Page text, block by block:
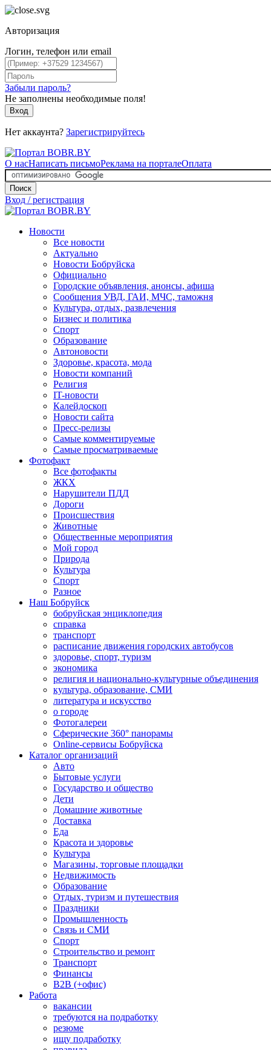
Авторизация
Логин, телефон или email
Забыли пароль?
Не заполнены необходимые поля!
Вход
Нет аккаунта? Зарегистрируйтесь
О насНаписать письмоРеклама на порталеОплата
Поиск
Вход / регистрация
Новости
Все новости
Актуально
Новости Бобруйска
Официально
Городские объявления, анонсы, афиша
Сообщения УВД, ГАИ, МЧС, таможня
Культура, отдых, развлечения
Бизнес и политика
Спорт
Образование
Автоновости
Здоровье, красота, мода
Новости компаний
Религия
IT-новости
Калейдоскоп
Новости сайта
Пресс-релизы
Самые комментируемые
Самые просматриваемые
Фотофакт
Все фотофакты
ЖКХ
Нарушители ПДД
Дороги
Происшествия
Животные
Общественные мероприятия
Мой город
Природа
Культура
Спорт
Разное
Наш Бобруйск
бобруйская энциклопедия
справка
транспорт
расписание движения городских автобусов
здоровье, спорт, туризм
экономика
религия и национально-культурные объединения
культура, образование, СМИ
литература и искусство
о городе
Фотогалереи
Сферические 360° панорамы
Online-сервисы Бобруйска
Каталог организаций
Авто
Бытовые услуги
Государство и общество
Дети
Домашние животные
Доставка
Еда
Красота и здоровье
Культура
Магазины, торговые площадки
Недвижимость
Образование
Отдых, туризм и путешествия
Праздники
Промышленность
Связь и СМИ
Спорт
Строительство и ремонт
Транспорт
Финансы
B2B (+офис)
Работа
вакансии
требуются на подработку
резюме
ищу подработку